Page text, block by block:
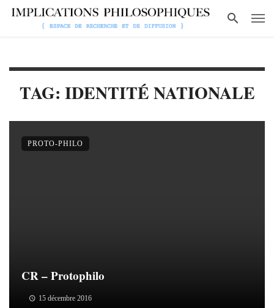
TAG: IDENTITÉ NATIONALE
CR – Protophilo
15 décembre 2016
PROTO-PHILO